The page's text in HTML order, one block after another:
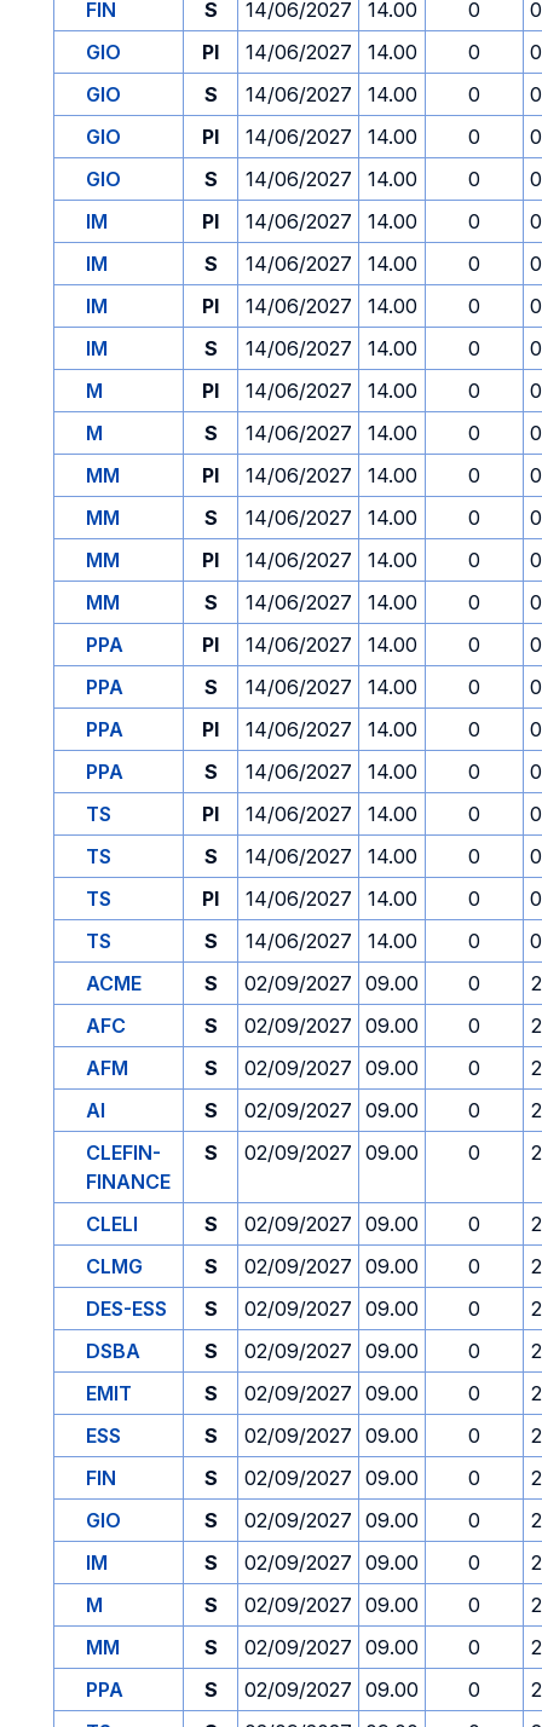
FIN
S 14/06/2027 14.00 0
GIO
PI 14/06/2027 14.00 0
GIO
S 14/06/2027 14.00 0
GIO
PI 14/06/2027 14.00 0
GIO
S 14/06/2027 14.00 0
IM
PI 14/06/2027 14.00 0
IM
S 14/06/2027 14.00 0
IM
PI 14/06/2027 14.00 0
IM
S 14/06/2027 14.00 0
M
PI 14/06/2027 14.00 0
M
S 14/06/2027 14.00 0
MM
PI 14/06/2027 14.00 0
MM
S 14/06/2027 14.00 0
MM
PI 14/06/2027 14.00 0
MM
S 14/06/2027 14.00 0
PPA
PI 14/06/2027 14.00 0
PPA
S 14/06/2027 14.00 0
PPA
PI 14/06/2027 14.00 0
PPA
S 14/06/2027 14.00 0
TS
PI 14/06/2027 14.00 0
TS
S 14/06/2027 14.00 0
TS
PI 14/06/2027 14.00 0
TS
S 14/06/2027 14.00 0
ACME
S 02/09/2027 09.00 0
AFC
S 02/09/2027 09.00 0
AFM
S 02/09/2027 09.00 0
AI
S 02/09/2027 09.00 0
CLEFIN-
FINANCE
S 02/09/2027 09.00 0
CLELI S 02/09/2027 09.00 0
CLMG
S 02/09/2027 09.00 0
DES-ESS
S 02/09/2027 09.00 0
DSBA
S 02/09/2027 09.00 0
EMIT
S 02/09/2027 09.00 0
ESS
S 02/09/2027 09.00 0
FIN
S 02/09/2027 09.00 0
GIO
S 02/09/2027 09.00 0
IM
S 02/09/2027 09.00 0
M
S 02/09/2027 09.00 0
MM
S 02/09/2027 09.00 0
PPA
S 02/09/2027 09.00 0